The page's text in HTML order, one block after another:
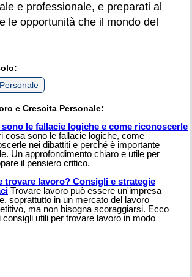
e professionale, e preparati al
le opportunità che il mondo del
e Crescita Personale:
sono le fallacie logiche e come riconoscerle
cosa sono le fallacie logiche, come
nei dibattiti e perché è importante
Un approfondimento chiaro e utile per
il pensiero critico.
trovare lavoro? Consigli e strategie
Trovare lavoro può essere un'impresa
soprattutto in un mercato del lavoro
ma non bisogna scoraggiarsi. Ecco
consigli utili per trovare lavoro in modo